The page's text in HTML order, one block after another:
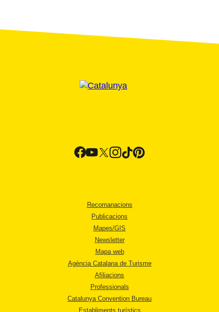
Recomanacions
Publicacions
Mapes/GIS
Newsletter
Mapa web
Agència Catalana de Turisme
Afiliacions
Professionals
Catalunya Convention Bureau
Establiments turístics